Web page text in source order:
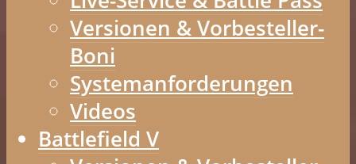
Versionen & Vorbesteller-
Boni
Systemanforderungen
Videos
Battlefield V